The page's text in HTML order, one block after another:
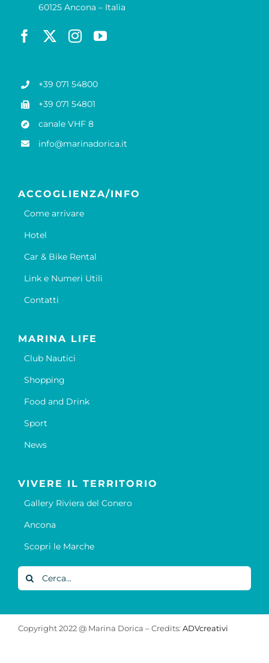
60125 Ancona – Italia
+39 071 54800
+39 071 54801
canale VHF 8
info@marinadorica.it
ACCOGLIENZA/INFO
Come arrivare
Hotel
Car & Bike Rental
Link e Numeri Utili
Contatti
MARINA LIFE
Club Nautici
Shopping
Food and Drink
Sport
News
VIVERE IL TERRITORIO
Gallery Riviera del Conero
Ancona
Scopri le Marche
Cerca
per:
Copyright 2022 @ Marina Dorica – Credits: ADVcreativi